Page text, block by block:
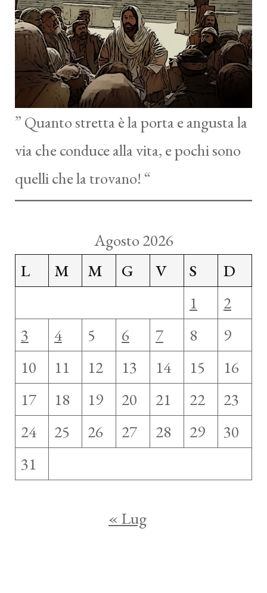
” Quanto stretta è la porta e angusta la
via che conduce alla vita, e pochi sono
quelli che la trovano! “
Agosto 2026
L
M M G V S
D
1
2
3
4 5 6 7 8
9
10
11 12 13 14 15
16
17
18 19 20 21 22
23
24
25 26 27 28 29
30
31
« Lug